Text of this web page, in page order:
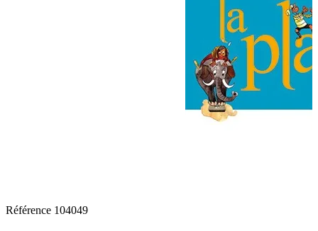
Référence 104049